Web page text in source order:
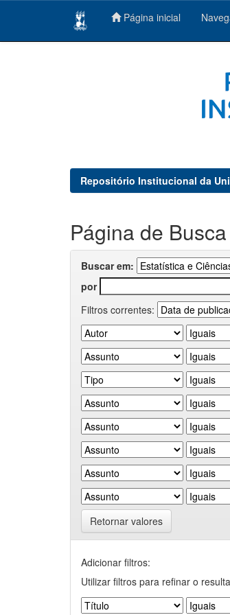
Página inicial
Repositório Institucional da
Página de Busca
Buscar em:
por
Filtros correntes:
Retornar valores
Adicionar filtros:
Utilizar filtros para refinar o